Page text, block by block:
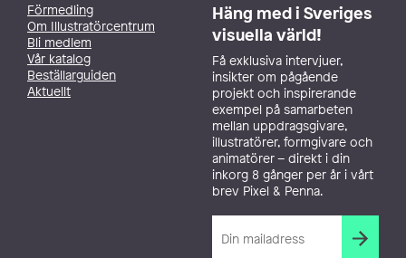
Förmedling
Om Illustratörcentrum
Bli medlem
Vår katalog
Beställarguiden
Aktuellt
Häng med i Sveriges
visuella värld!
Få exklusiva intervjuer,
insikter om pågående
projekt och inspirerande
exempel på samarbeten
mellan uppdragsgivare,
illustratörer, formgivare och
animatörer – direkt i din
inkorg 8 gånger per år i vårt
brev Pixel & Penna.